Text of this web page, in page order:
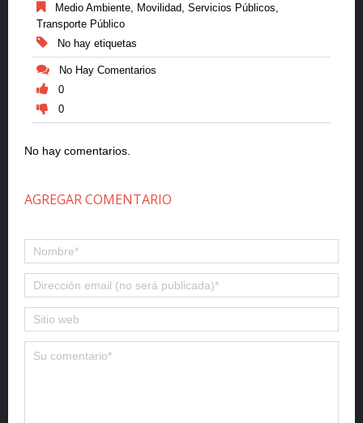
Medio Ambiente Movilidad Servicios Públicos
Transporte Público
No hay etiquetas
No Hay Comentarios
0
0
No hay comentarios.
AGREGAR COMENTARIO